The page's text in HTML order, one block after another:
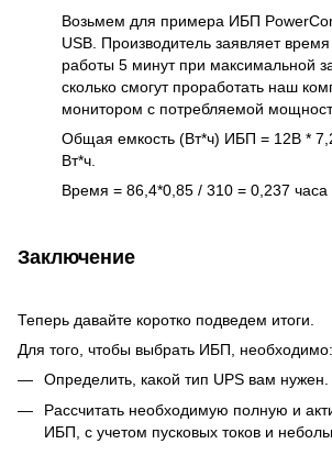
Возьмем для примера ИБП
USB. Производитель заявляет
работы 5 минут при максимальной
сколько смогут проработать наш
монитором с потребляемой
Общая емкость (Вт*ч) ИБП = 12В *
Вт*ч.
Время = 86,4*0,85 / 310 = 0,237
Заключение
Теперь давайте коротко подведем итоги.
Для того, чтобы выбрать ИБП, необходимо:
Определить, какой тип UPS вам нужен.
Рассчитать необходимую полную и
ИБП, с учетом пусковых токов и